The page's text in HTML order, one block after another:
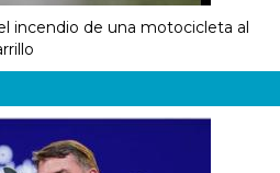
incendio de una motocicleta al